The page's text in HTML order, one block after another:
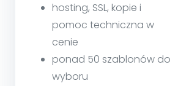
hosting, SSL, kopie i
pomoc techniczna w
cenie
ponad 50 szablonów do
wyboru